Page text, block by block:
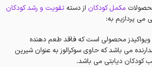
مکمل کودکان از دستهتقویت و رشد کودکان
می پردازیم به:
قطره ویتامین A+D ویواکیدز محصولی است که فاقد طعم دهنده
می باشد که حاوی سوکرالوز به عنوان شیرین
کودکان دیابتی می باشد.